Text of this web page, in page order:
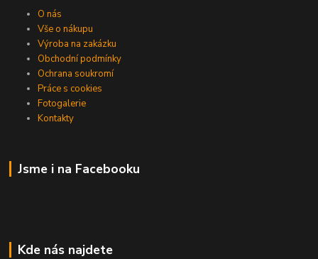
O nás
Vše o nákupu
Výroba na zakázku
Obchodní podmínky
Ochrana soukromí
Práce s cookies
Fotogalerie
Kontakty
Jsme i na Facebooku
Kde nás najdete